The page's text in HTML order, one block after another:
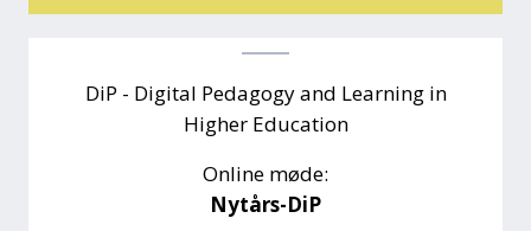
DiP - Digital Pedagogy and Learning in
Higher Education
Online møde:
Nytårs-DiP​